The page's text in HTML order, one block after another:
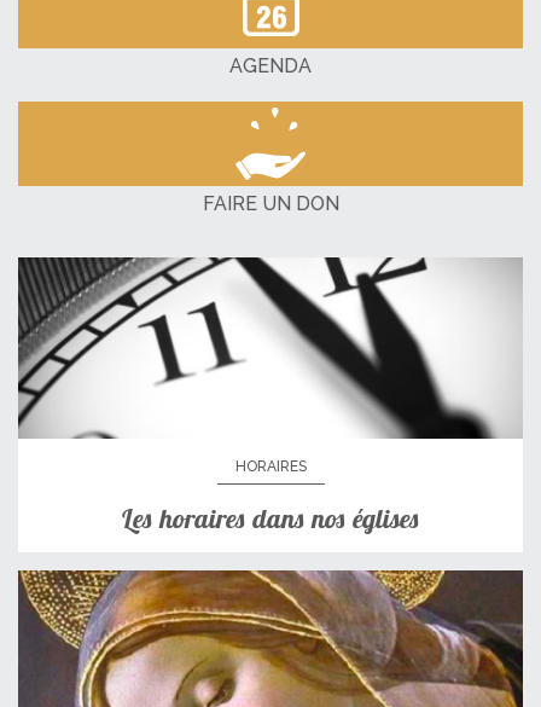
AGENDA
FAIRE UN DON
HORAIRES
Les horaires dans nos églises